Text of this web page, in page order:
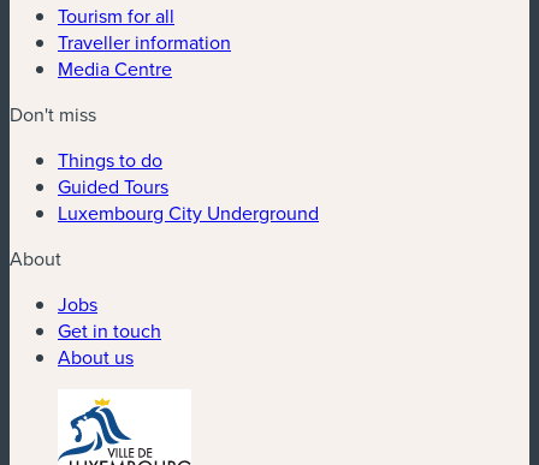
Tourism for all
Traveller information
Media Centre
Don't miss
Things to do
Guided Tours
Luxembourg City Underground
About
Jobs
Get in touch
About us